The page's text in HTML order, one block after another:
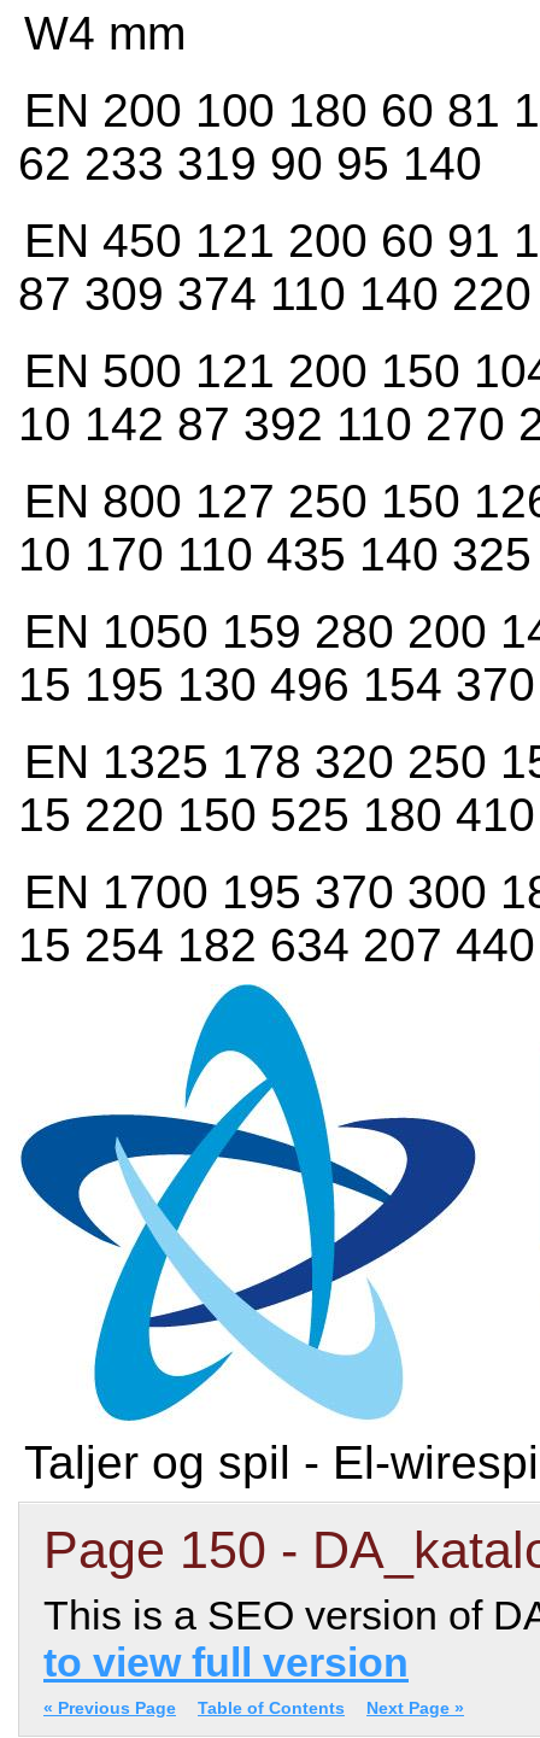
W4 mm
EN 200 100 180 60 81
62 233 319 90 95 140
EN 450 121 200 60 91
87 309 374 110 140 220
EN 500 121 200 150
10 142 87 392 110 270
EN 800 127 250 150
10 170 110 435 140
EN 1050 159 280 200
15 195 130 496 154
EN 1325 178 320 250
15 220 150 525 180
EN 1700 195 370 300
15 254 182 634 207
Taljer og spil - El-
Page 150 -
This is a SEO version of
to view full version
« Previous Page Table of Contents Next Page »